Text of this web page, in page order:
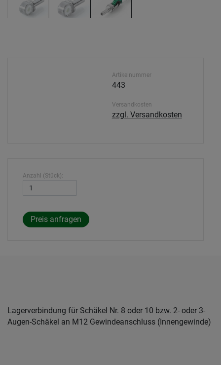
Artikelnummer
443
Versandkosten
zzgl. Versandkosten
Anzahl (Stück):
Lagerverbindung für Schäkel Nr. 8 oder 10 bzw. 2- oder 3-
Augen-Schäkel an M12 Gewindeanschluss (Innengewinde)